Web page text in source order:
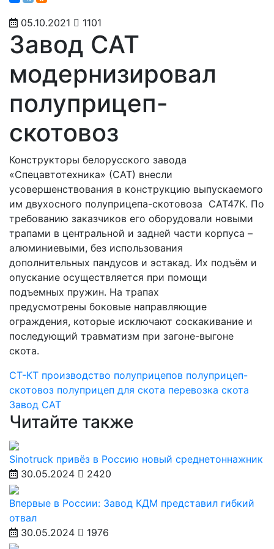
05.10.2021 1101
Завод САТ
модернизировал
полуприцеп-
скотовоз
Конструкторы белорусского завода
«Спецавтотехника» (САТ) внесли
усовершенствования в конструкцию выпускаемого
им двухосного полуприцепа-скотовоза САТ47К. По
требованию заказчиков его оборудовали новыми
трапами в центральной и задней части корпуса –
алюминиевыми, без использования
дополнительных пандусов и эстакад. Их подъём и
опускание осуществляется при помощи
подъемных пружин. На трапах
предусмотрены боковые направляющие
ограждения, которые исключают соскакивание и
последующий травматизм при загоне-выгоне
скота.
СТ-КТ производство полуприцепов полуприцеп-
скотовоз полуприцеп для скота перевозка скота
Завод САТ
Читайте также
Sinotruck привёз в Россию новый среднетоннажник
30.05.2024
2420
Впервые в России: Завод КДМ представил гибкий
отвал
30.05.2024
1976